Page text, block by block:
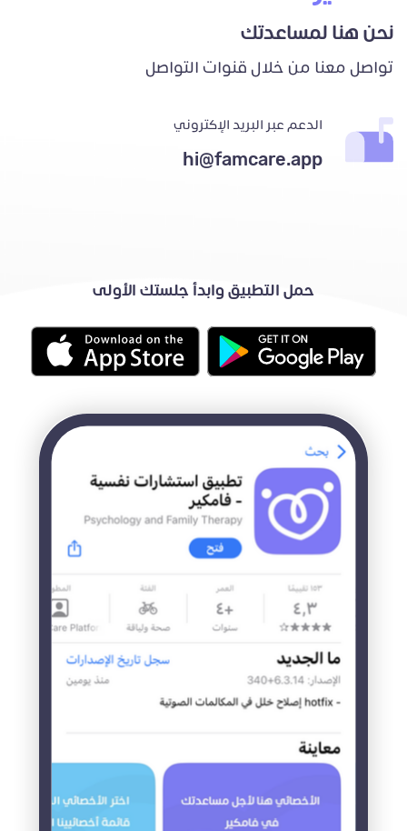
نحن هنا لمساعدتك
تواصل معنا من خلال قنوات التواصل
الدعم عبر البريد الإكتروني
hi@famcare.app
حمل التطبيق وابدأ جلستك الأولى